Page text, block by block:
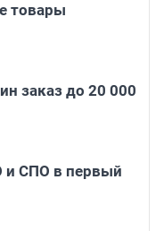
товары
заказ до 20 000
и СПО в первый